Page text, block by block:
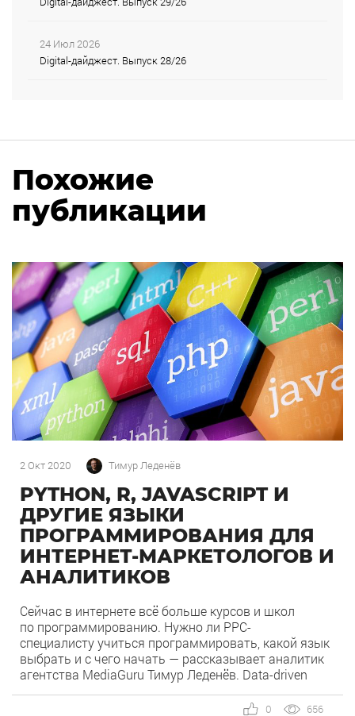
24 Июл 2026
Digital-дайджест. Выпуск 28/26
Похожие
публикации
2 Окт 2020 Тимур Леденёв
PYTHON, R, JAVASCRIPT И
ДРУГИЕ ЯЗЫКИ
ПРОГРАММИРОВАНИЯ ДЛЯ
ИНТЕРНЕТ-МАРКЕТОЛОГОВ И
АНАЛИТИКОВ
Сейчас в интернете всё больше курсов и школ
по программированию. Нужно ли PPC-
специалисту учиться программировать, какой язык
выбрать и с чего начать — рассказывает аналитик
агентства MediaGuru Тимур Леденёв. Data-driven
растет спрос на аналитику больших массивов
656
0